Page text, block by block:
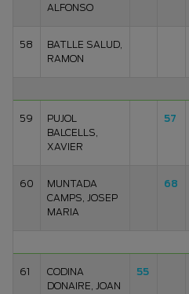
ALFONSO
58
BATLLE SALUD,
RAMON
59
PUJOL
BALCELLS,
XAVIER
57
60
MUNTADA
CAMPS, JOSEP
MARIA
68
61
CODINA
DONAIRE, JOAN
55